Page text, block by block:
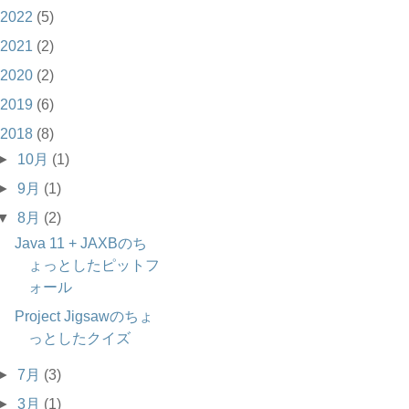
2022 (5)
2021 (2)
2020 (2)
2019 (6)
2018 (8)
10月 (1)
9月 (1)
8月 (2)
Java 11 + JAXBのち
ょっとしたピットフ
ォール
Project Jigsawのちょ
っとしたクイズ
7月 (3)
3月 (1)